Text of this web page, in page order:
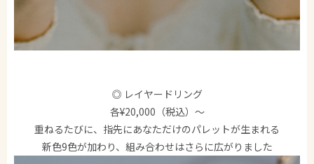
◎ レイヤードリング
各¥20,000（税込）～
重ねるたびに、指先にあなただけのパレットが生まれる
新色9色が加わり、組み合わせはさらに広がりました